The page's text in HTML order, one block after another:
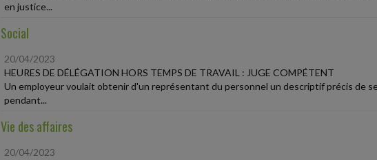
en justice...
Social
20/04/2023
HEURES DE DÉLÉGATION HORS TEMPS DE TRAVAIL : JUGE COMPÉTENT
Un employeur voulait obtenir d'un représentant du personnel un descriptif précis de
pendant...
Vie des affaires
20/04/2023